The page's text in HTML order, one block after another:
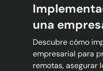
una
Descubre cómo
empresarial para
remotas, asegurar